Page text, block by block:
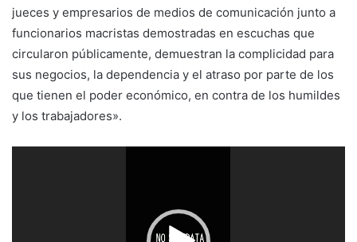
jueces y empresarios de medios de comunicación junto a
funcionarios macristas demostradas en escuchas que
circularon públicamente, demuestran la complicidad para
sus negocios, la dependencia y el atraso por parte de los
que tienen el poder económico, en contra de los humildes
y los trabajadores».